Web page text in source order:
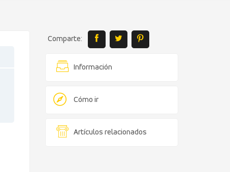
Comparte:
Información
Cómo ir
Artículos relacionados